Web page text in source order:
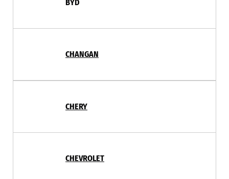
BYD
CHANGAN
CHERY
CHEVROLET